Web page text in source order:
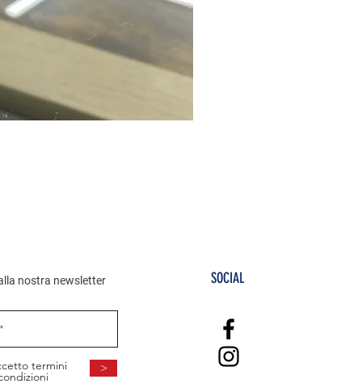
nostra newsletter
termini >
SOCIAL